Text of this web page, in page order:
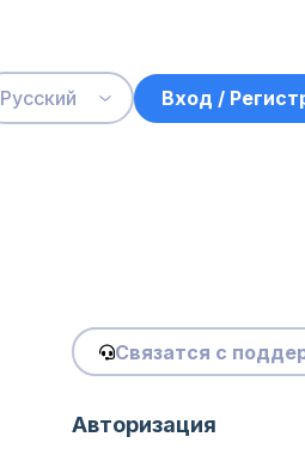
Русский Вход /
Связатся с
Авторизация